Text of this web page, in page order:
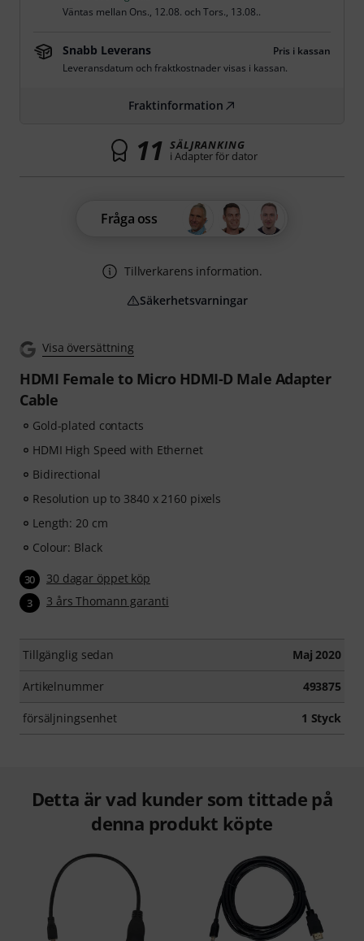
Visa översättning
HDMI Female to Micro HDMI-D Male Adapter
Cable
Gold-plated contacts
HDMI High Speed with Ethernet
Bidirectional
Resolution up to 3840 x 2160 pixels
Length: 20 cm
Colour: Black
30 30 dagar öppet köp
3 3 års Thomann garanti
Tillgänglig sedan Maj 2020
Artikelnummer 493875
försäljningsenhet 1 Styck
Väntas mellan Ons., 12.08. ochTors., 13.08..
Snabb Leverans
Pris i kassan
Leveransdatum och fraktkostnader visas i kassan.
Fraktinformation
11 SÄLJRANKING
i Adapter för dator
Fråga oss
Tillverkarens information.
Säkerhetsvarningar
Detta är vad kunder som tittade på
denna produkt köpte